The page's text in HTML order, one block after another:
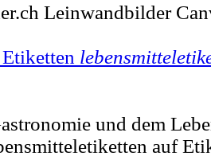
Leinwandbilder
und dem
auf